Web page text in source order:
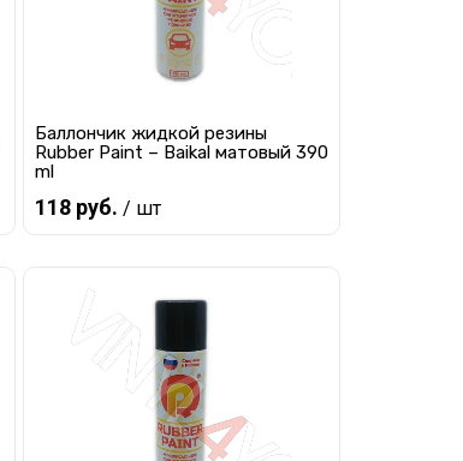
Баллончик жидкой резины
Rubber Paint – Baikal матовый 390
ml
118 руб. / шт
Купить в 1 клик
В избранное